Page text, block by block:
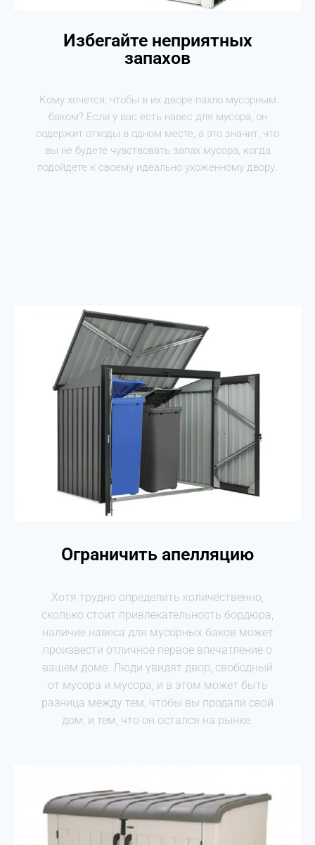
Избегайте неприятных
запахов
Кому хочется, чтобы в их дворе пахло мусорным
баком? Если у вас есть навес для мусора, он
содержит отходы в одном месте, а это значит, что
вы не будете чувствовать запах мусора, когда
подойдете к своему идеально ухоженному двору.
Ограничить апелляцию
Хотя трудно определить количественно,
сколько стоит привлекательность бордюра,
наличие навеса для мусорных баков может
произвести отличное первое впечатление о
вашем доме. Люди увидят двор, свободный
от мусора и мусора, и в этом может быть
разница между тем, чтобы вы продали свой
дом, и тем, что он остался на рынке.